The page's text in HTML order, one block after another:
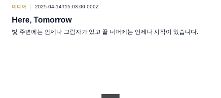
미디어 2025-04-14T15:03:00.000Z
Here, Tomorrow
빛 주변에는 언제나 그림자가 있고 끝 너머에는 언제나 시작이 있습니다.